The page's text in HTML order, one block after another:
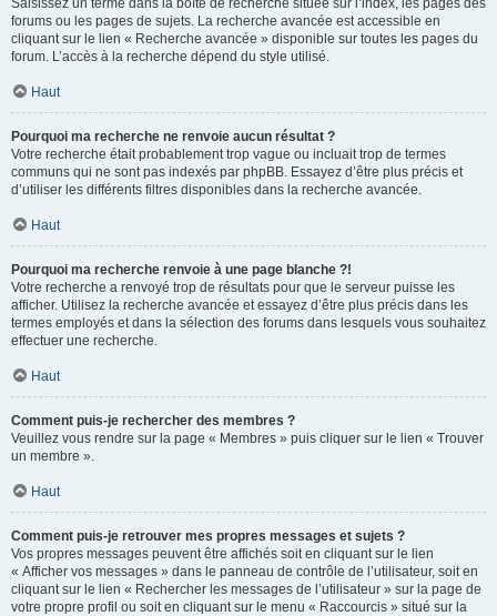
Saisissez un terme dans la boîte de recherche située sur l’index, les pages des
forums ou les pages de sujets. La recherche avancée est accessible en
cliquant sur le lien « Recherche avancée » disponible sur toutes les pages du
forum. L’accès à la recherche dépend du style utilisé.
Haut
Pourquoi ma recherche ne renvoie aucun résultat ?
Votre recherche était probablement trop vague ou incluait trop de termes
communs qui ne sont pas indexés par phpBB. Essayez d’être plus précis et
d’utiliser les différents filtres disponibles dans la recherche avancée.
Haut
Pourquoi ma recherche renvoie à une page blanche ?!
Votre recherche a renvoyé trop de résultats pour que le serveur puisse les
afficher. Utilisez la recherche avancée et essayez d’être plus précis dans les
termes employés et dans la sélection des forums dans lesquels vous souhaitez
effectuer une recherche.
Haut
Comment puis-je rechercher des membres ?
Veuillez vous rendre sur la page « Membres » puis cliquer sur le lien « Trouver
un membre ».
Haut
Comment puis-je retrouver mes propres messages et sujets ?
Vos propres messages peuvent être affichés soit en cliquant sur le lien
« Afficher vos messages » dans le panneau de contrôle de l’utilisateur, soit en
cliquant sur le lien « Rechercher les messages de l’utilisateur » sur la page de
votre propre profil ou soit en cliquant sur le menu « Raccourcis » situé sur la